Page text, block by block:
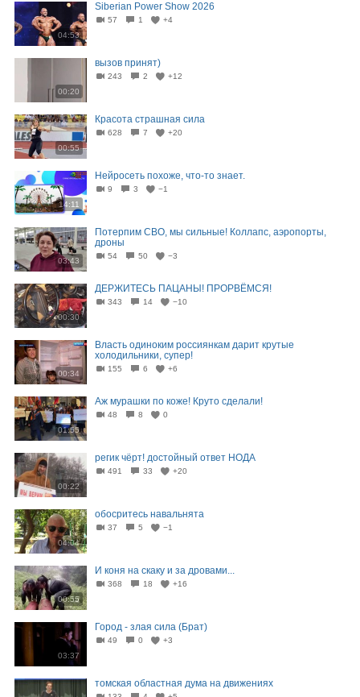
04:53
Siberian Power Show 2026
57 1 +4
00:20
вызов принят)
243 2 +12
00:55
Красота страшная сила
628 7 +20
14:11
Нейросеть похоже, что-то знает.
9 3 −1
03:43
Потерпим СВО, мы сильные! Коллапс, аэропорты,
дроны
54 50 −3
00:30
ДЕРЖИТЕСЬ ПАЦАНЫ! ПРОРВЁМСЯ!
343 14 −10
00:34
Власть одиноким россиянкам дарит крутые
холодильники, супер!
155 6 +6
01:55
Аж мурашки по коже! Круто сделали!
48 8 0
00:22
регик чёрт! достойный ответ НОДА
491 33 +20
04:04
обосритесь навальнята
37 5 −1
00:55
И коня на скаку и за дровами...
368 18 +16
03:37
Город - злая сила (Брат)
49 0 +3
томская областная дума на движениях